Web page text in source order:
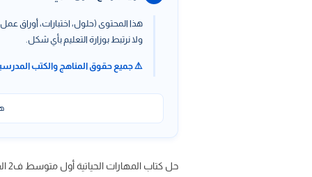
هذا المحتوى (حلول، اختبارات، أوراق
ولا نرتبط بوزارة التعليم بأي شكل.
⚠️ جميع حقوق المناهج والكتب
حل كتاب المهارات الحياتية أول متوسط ف2 الفصل الدراسي الثاني ، حل كتاب المهارات الحياتية عبر حلول كتبي